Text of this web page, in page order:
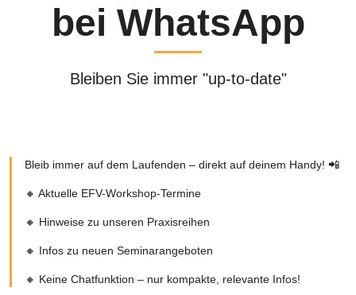
bei WhatsApp
Bleiben Sie immer "up-to-date"
Bleib immer auf dem Laufenden – direkt auf deinem Handy! 📲
🔸 Aktuelle EFV-Workshop-Termine
🔸 Hinweise zu unseren Praxisreihen
🔸 Infos zu neuen Seminarangeboten
🔸 Keine Chatfunktion – nur kompakte, relevante Infos!